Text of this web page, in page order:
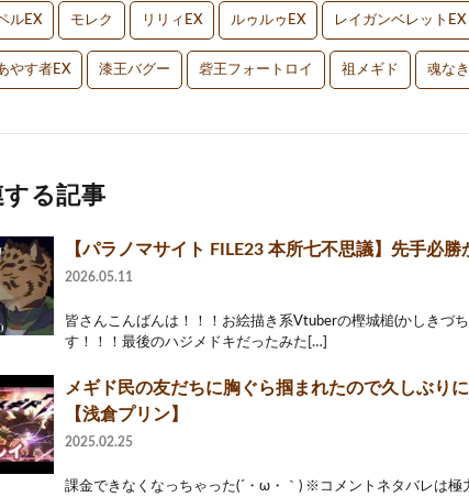
ルEX モレク リリィEX ルゥルゥEX レイガンベレットEX
やす者EX 漆王バグー 砦王フォートロイ 祖メギド 魂な
する記事
【パラノマサイト FILE23 本所七不思議】先手必
2026.05.11
皆さんこんばんは！！！お絵描き系Vtuberの樫城槌(かしきづ
す！！！最後のハジメドキだったみた[…]
メギド民の友だちに胸ぐら掴まれたので久しぶり
【浅倉プリン】
2025.02.25
課金できなくなっちゃった(´・ω・｀) ※コメントネタバレは